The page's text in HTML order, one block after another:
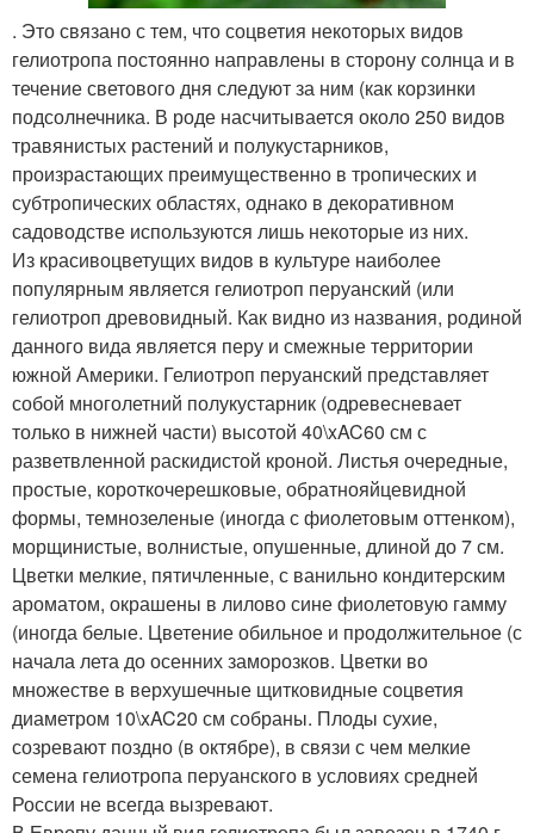
. Это связано с тем, что соцветия некоторых видов
гелиотропа постоянно направлены в сторону солнца и в
течение светового дня следуют за ним (как корзинки
подсолнечника. В роде насчитывается около 250 видов
травянистых растений и полукустарников,
произрастающих преимущественно в тропических и
субтропических областях, однако в декоративном
садоводстве используются лишь некоторые из них.
Из красивоцветущих видов в культуре наиболее
популярным является гелиотроп перуанский (или
гелиотроп древовидный. Как видно из названия, родиной
данного вида является перу и смежные территории
южной Америки. Гелиотроп перуанский представляет
собой многолетний полукустарник (одревесневает
только в нижней части) высотой 40\xAC60 см с
разветвленной раскидистой кроной. Листья очередные,
простые, короткочерешковые, обратнояйцевидной
формы, темнозеленые (иногда с фиолетовым оттенком),
морщинистые, волнистые, опушенные, длиной до 7 см.
Цветки мелкие, пятичленные, с ванильно кондитерским
ароматом, окрашены в лилово сине фиолетовую гамму
(иногда белые. Цветение обильное и продолжительное (с
начала лета до осенних заморозков. Цветки во
множестве в верхушечные щитковидные соцветия
диаметром 10\xAC20 см собраны. Плоды сухие,
созревают поздно (в октябре), в связи с чем мелкие
семена гелиотропа перуанского в условиях средней
России не всегда вызревают.